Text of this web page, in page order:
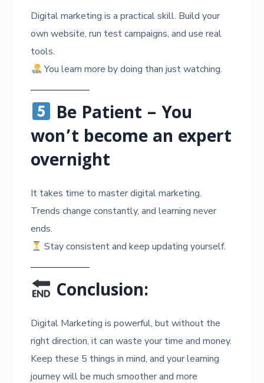
Digital marketing is a practical skill. Build your
own website, run test campaigns, and use real
tools.
You learn more by doing than just watching.
Be Patient – You
won’t become an expert
overnight
It takes time to master digital marketing.
Trends change constantly, and learning never
ends.
Stay consistent and keep updating yourself.
Conclusion:
Digital Marketing is powerful, but without the
right direction, it can waste your time and money.
Keep these 5 things in mind, and your learning
journey will be much smoother and more